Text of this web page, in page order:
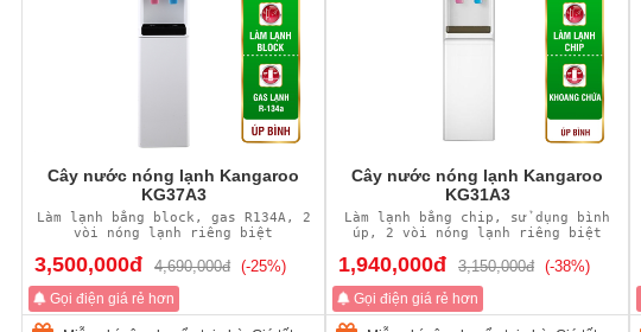
Cây nước nóng lạnh Kangaroo
KG37A3
Làm lạnh bằng block, gas R134A, 2
vòi nóng lạnh riêng biệt
3,500,000đ 4,690,000đ (-25%)
Gọi điện giá rẻ hơn
Cây nước nóng lạnh Kangaroo
KG31A3
Làm lạnh bằng chip, sử dụng bình
úp, 2 vòi nóng lạnh riêng biệt
1,940,000đ 3,150,000đ (-38%)
Gọi điện giá rẻ hơn